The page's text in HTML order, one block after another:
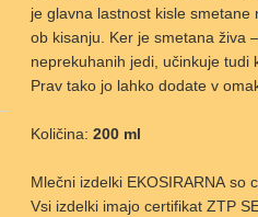
je glavna lastnost kisle
ob kisanju. Ker je smetana živa
neprekuhanih jedi, učinkuje
Prav tako jo lahko dodate v
Količina: 200 ml
Mlečni izdelki EKOSIRARNA so
Vsi izdelki imajo certifikat ZTP